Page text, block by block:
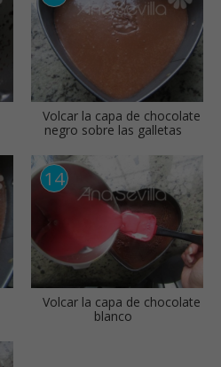
Volcar la capa de chocolate
negro sobre las galletas
Volcar la capa de chocolate
blanco